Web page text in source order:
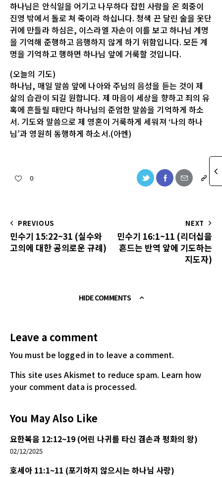
하나님은 안식일을 어기고 나무하다 잡힌 사람을 온 회중이
진영 밖에서 돌로 쳐 죽이라 하십니다. 청색 끈 달린 술을 옷단
귀에 만들라 하심은, 이스라엘 자손이 이를 보고 하나님 계명
을 기억해 준행하고 음행하지 않게 하기 위함입니다. 모든 계
명을 기억하고 행하면 하나님 앞에 거룩할 것입니다.
(오늘의 기도)
하나님, 매일 말씀 앞에 나아와 주님의 음성을 듣는 것이 제
삶의 습관이 되길 원합니다. 제 마음이 세상을 향하고 죄의 유
혹에 흔들릴 때만다 하나님의 준엄한 말씀을 기억하게 하소
서. 기도와 말씀으로 제 영혼이 거룩하게 세워져 ‘나의 하나
님’과 영원히 동행하게 하소서.(아멘)
0
PREVIOUS
민수기 15:22~31 (실수와
고의에 대한 공의로운 규례)
NEXT
민수기 16:1~11 (리더십을
흔드는 반역 앞에 기도하는
지도자)
HIDE COMMENTS
Leave a comment
You must be logged in to leave a comment.
This site uses Akismet to reduce spam. Learn how
your comment data is processed.
You May Also Like
요한복음 12:12~19 (어린 나귀를 타신 겸손과 평화의 왕)
02/12/2025
호세아 11:1~11 (포기하지 않으시는 하나님 사랑)